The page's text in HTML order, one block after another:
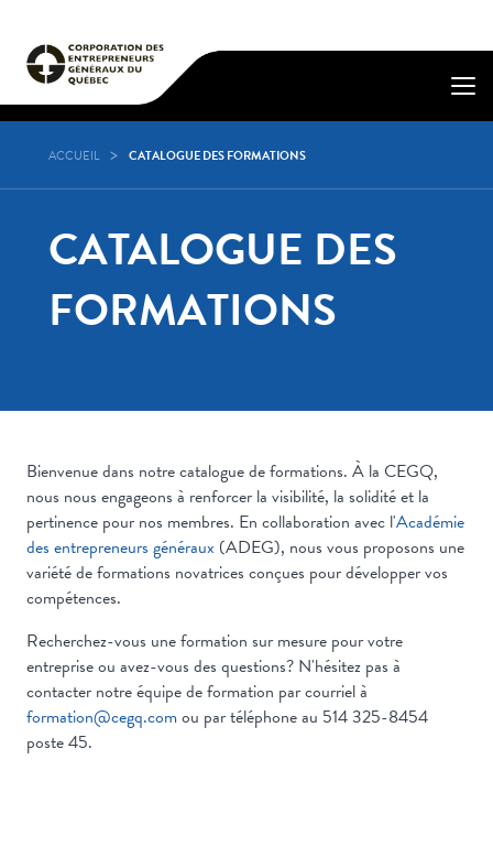
ACCUEIL CATALOGUE DES FORMATIONS
CATALOGUE DES
FORMATIONS
Bienvenue dans notre catalogue de formations. À la CEGQ,
nous nous engageons à renforcer la visibilité, la solidité et la
pertinence pour nos membres. En collaboration avec l'Académie
des entrepreneurs généraux (ADEG), nous vous proposons une
variété de formations novatrices conçues pour développer vos
compétences.
Recherchez-vous une formation sur mesure pour votre
entreprise ou avez-vous des questions? N'hésitez pas à
contacter notre équipe de formation par courriel à
formation@cegq.comou par téléphone au 514 325-8454
poste 45.